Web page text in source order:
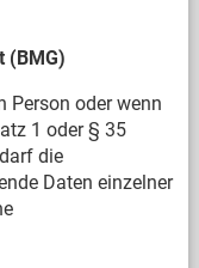
(BMG)
Person oder wenn
1 oder § 35
die
Daten einzelner